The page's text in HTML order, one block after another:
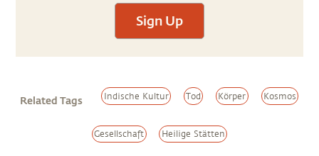
Sign Up
Related Tags Indische Kultur Tod Körper Kosmos
Gesellschaft Heilige Stätten